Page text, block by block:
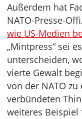
Außerdem hat
NATO-Presse-
wie US-Medien
„Mintpress“ sei
unterscheiden,
vierte Gewalt
von der NATO
verbündeten
weiteres Beispiel